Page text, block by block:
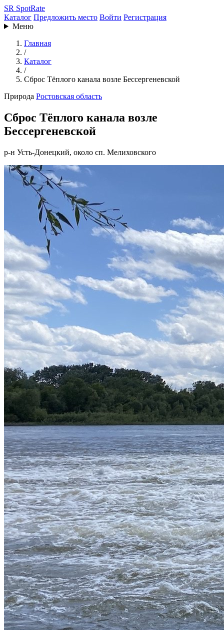
SR SpotRate
Каталог Предложить место Войти Регистрация
Меню
Главная
/
Каталог
/
Сброс Тёплого канала возле Бессергеневской
Природа Ростовская область
Сброс Тёплого канала возле
Бессергеневской
р-н Усть-Донецкий, около сп. Мелиховского